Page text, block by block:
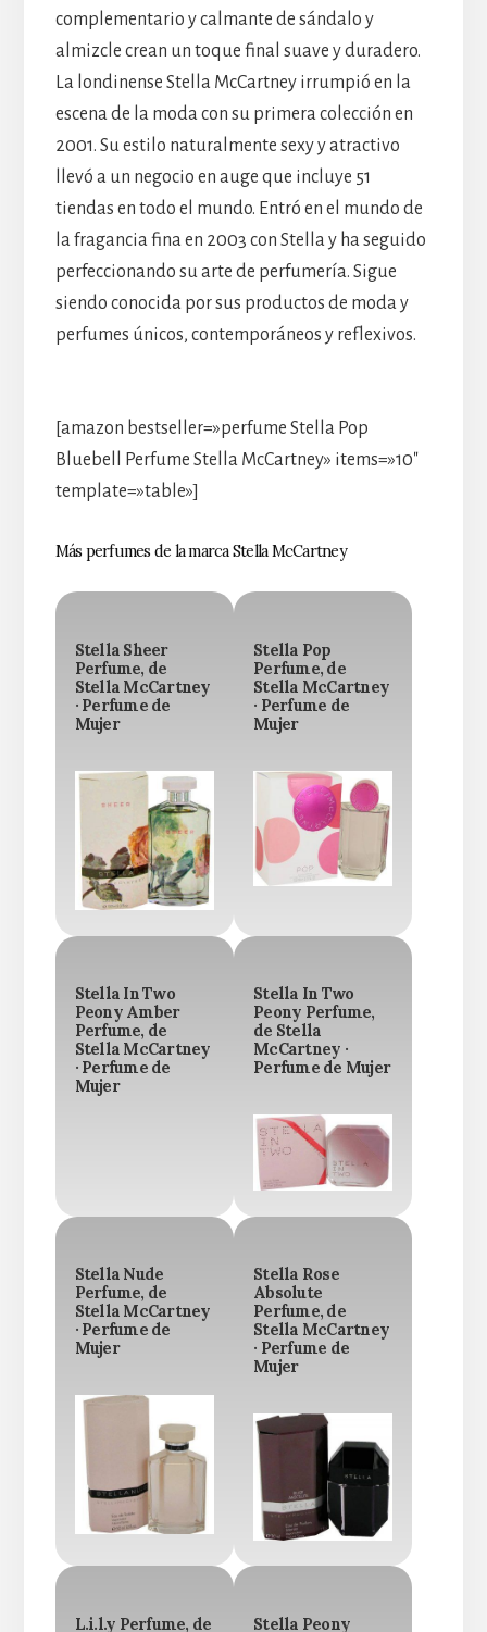
complementario y calmante de sándalo y
almizcle crean un toque final suave y duradero.
La londinense Stella McCartney irrumpió en la
escena de la moda con su primera colección en
2001. Su estilo naturalmente sexy y atractivo
llevó a un negocio en auge que incluye 51
tiendas en todo el mundo. Entró en el mundo de
la fragancia fina en 2003 con Stella y ha seguido
perfeccionando su arte de perfumería. Sigue
siendo conocida por sus productos de moda y
perfumes únicos, contemporáneos y reflexivos.
[amazon bestseller=»perfume Stella Pop
Bluebell Perfume Stella McCartney» items=»10″
template=»table»]
Más perfumes de la marca Stella McCartney
Stella Sheer
Perfume, de
Stella McCartney
· Perfume de
Mujer
Stella Pop
Perfume, de
Stella McCartney
· Perfume de
Mujer
Stella In Two
Peony Amber
Perfume, de
Stella McCartney
· Perfume de
Mujer
Stella In Two
Peony Perfume,
de Stella
McCartney ·
Perfume de Mujer
Stella Nude
Perfume, de
Stella McCartney
· Perfume de
Mujer
Stella Rose
Absolute
Perfume, de
Stella McCartney
· Perfume de
Mujer
L.i.l.y Perfume, de Stella Peony